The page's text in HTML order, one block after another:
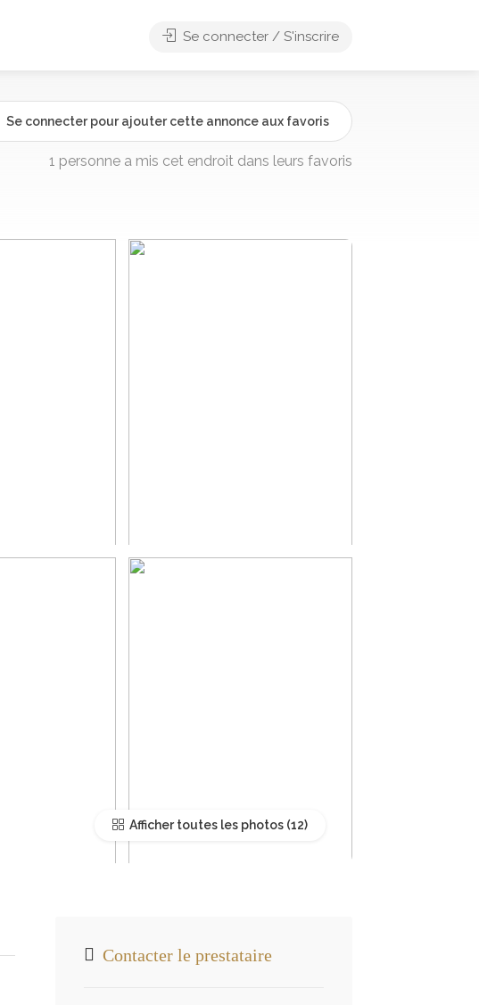
Se connecter / S'inscrire
Se connecter pour ajouter cette annonce aux favoris
1 personne a mis cet endroit dans leurs favoris
Afficher toutes les photos
Contacter le prestataire